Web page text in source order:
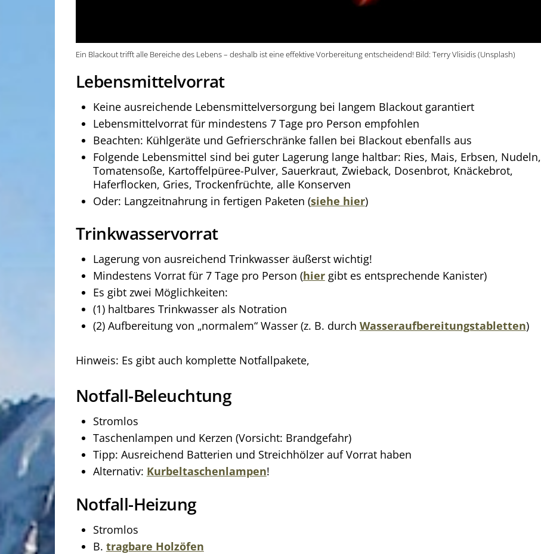
Ein Blackout trifft alle Bereiche des Lebens – deshalb ist eine effektive Vorbereitung entscheidend! Bild: Terry Vlisidis (Unsplash)
Lebensmittelvorrat
Keine ausreichende Lebensmittelversorgung bei langem Blackout garantiert
Lebensmittelvorrat für mindestens 7 Tage pro Person empfohlen
Beachten: Kühlgeräte und Gefrierschränke fallen bei Blackout ebenfalls aus
Folgende Lebensmittel sind bei guter Lagerung lange haltbar: Ries, Mais, Erbsen, Nudeln,
Tomatensoße, Kartoffelpüree-Pulver, Sauerkraut, Zwieback, Dosenbrot, Knäckebrot,
Haferflocken, Gries, Trockenfrüchte, alle Konserven
Oder: Langzeitnahrung in fertigen Paketen (siehe hier)
Trinkwasservorrat
Lagerung von ausreichend Trinkwasser äußerst wichtig!
Mindestens Vorrat für 7 Tage pro Person (hiergibt es entsprechende Kanister)
Es gibt zwei Möglichkeiten:
(1) haltbares Trinkwasser als Notration
(2) Aufbereitung von „normalem“ Wasser (z. B. durch Wasseraufbereitungstabletten)
Hinweis: Es gibt auch komplette Notfallpakete,
Notfall-Beleuchtung
Stromlos
Taschenlampen und Kerzen (Vorsicht: Brandgefahr)
Tipp: Ausreichend Batterien und Streichhölzer auf Vorrat haben
Alternativ: Kurbeltaschenlampen!
Notfall-Heizung
Stromlos
B. tragbare Holzöfen